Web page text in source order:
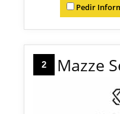
Pedir
2 Mazze